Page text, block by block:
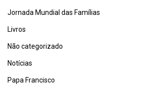
Jornada Mundial das Famílias
Livros
Não categorizado
Notícias
Papa Francisco